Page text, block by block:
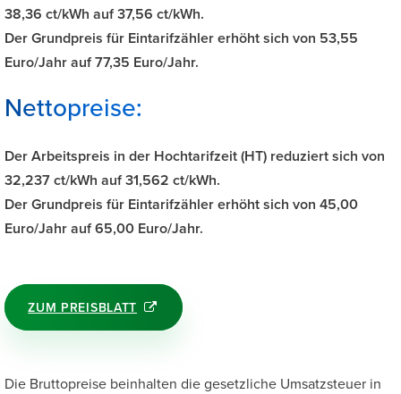
38,36 ct/kWh auf 37,56 ct/kWh.
Der Grundpreis für Eintarifzähler erhöht sich von 53,55
Euro/Jahr auf 77,35 Euro/Jahr.
Nettopreise:
Der Arbeitspreis in der Hochtarifzeit (HT) reduziert sich von
32,237 ct/kWh auf 31,562 ct/kWh.
Der Grundpreis für Eintarifzähler erhöht sich von 45,00
Euro/Jahr auf 65,00 Euro/Jahr.
ZUM PREISBLATT
Die Bruttopreise beinhalten die gesetzliche Umsatzsteuer in